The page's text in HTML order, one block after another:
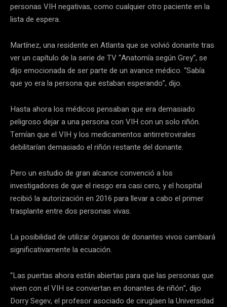
personas VIH negativas, como cualquier otro paciente en la
lista de espera.
Martínez, una residente en Atlanta que se volvió donante tras
ver un capítulo de la serie de TV “Anatomía según Grey“, se
dijo emocionada de ser parte de un avance médico. “Sabía
que yo era la persona que estaban esperando”, dijo.
Hasta ahora los médicos pensaban que era demasiado
peligroso dejar a una persona con VIH con un solo riñón.
Temían que el VIH y los medicamentos antirretrovirales
debilitarían demasiado el riñón restante del donante.
Pero un estudio de gran alcance convenció a los
investigadores de que el riesgo era casi cero, y el hospital
recibió la autorización en 2016 para llevar a cabo el primer
trasplante entre dos personas vivas.
La posibilidad de utilizar órganos de donantes vivos cambiará
significativamente la ecuación.
“Las puertas ahora están abiertas para que las personas que
viven con el VIH se conviertan en donantes de riñón”, dijo
Dorry Segev, el profesor asociado de cirugíaen la Universidad